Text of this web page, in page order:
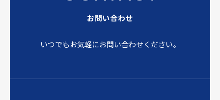
お問い合わせ
いつでもお気軽にお問い合わせください。